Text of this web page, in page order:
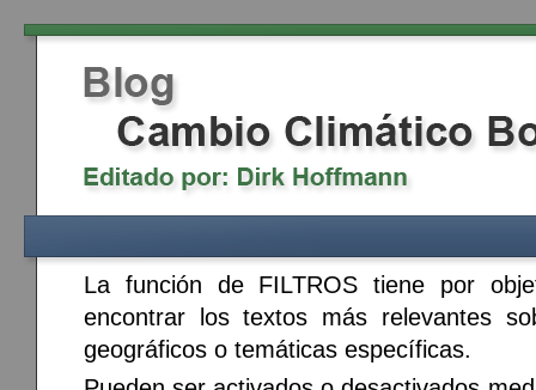
La función de FILTROS tiene por
encontrar los textos más relevantes
geográficos o temáticas específicas.